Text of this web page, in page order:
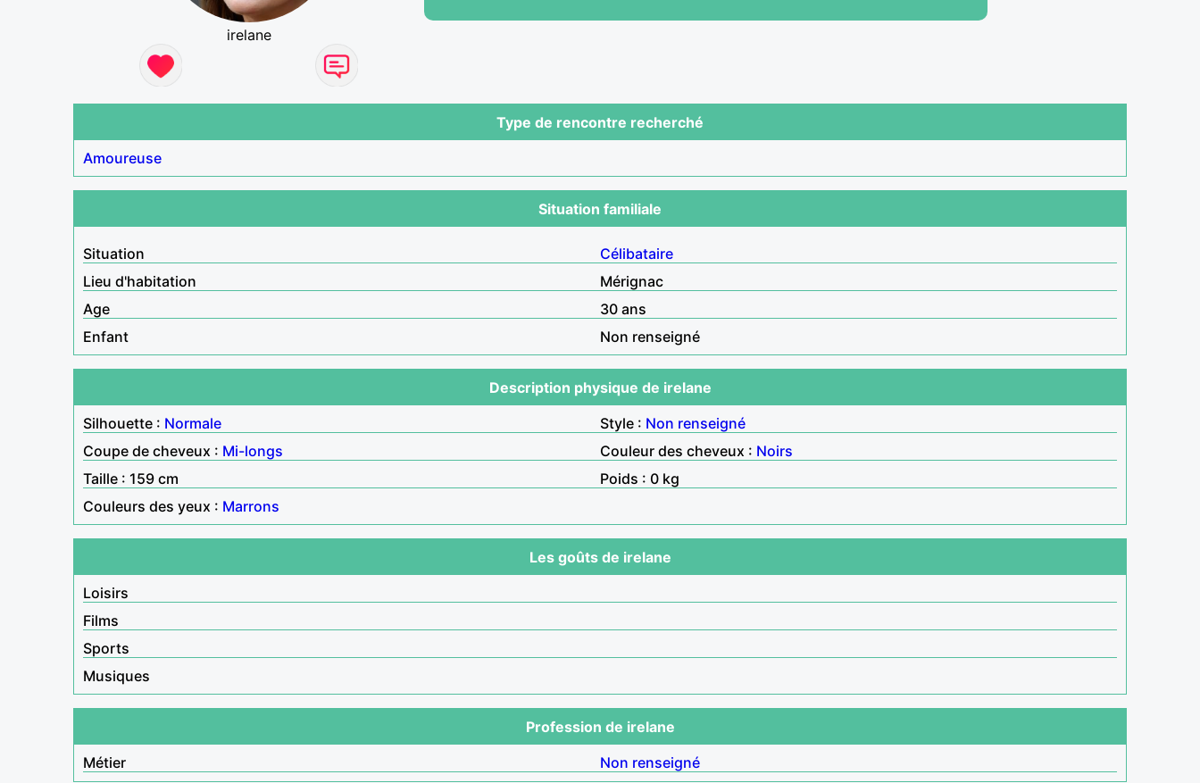
irelane
Type de rencontre recherché
Amoureuse
Situation familiale
Situation
Célibataire
Lieu d'habitation
Mérignac
Age
30 ans
Enfant
Non renseigné
Description physique de irelane
Silhouette : Normale Style : Non renseigné
Coupe de cheveux : Mi-longs Couleur des cheveux : Noirs
Taille : 159 cm
Poids : 0 kg
Couleurs des yeux : Marrons
Les goûts de irelane
Loisirs
Films
Sports
Musiques
Profession de irelane
Métier
Non renseigné